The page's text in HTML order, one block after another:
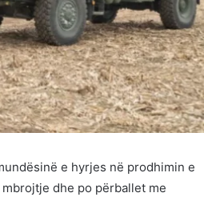
e hyrjes në prodhimin e
dhe po përballet me